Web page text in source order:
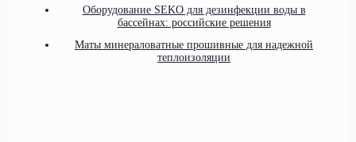
Оборудование SEKO для дезинфекции воды в
бассейнах: российские решения
Маты минераловатные прошивные для надежной
теплоизоляции